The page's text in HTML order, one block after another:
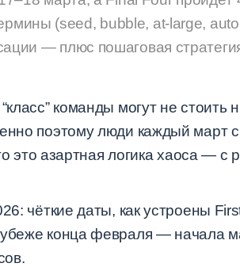
(seed, bubble, at-large,
— плюс пошаговая
команды могут не стоить
поэтому люди каждый март
это азартная логика хаоса — с
чёткие даты, как устроены
конца февраля — начала